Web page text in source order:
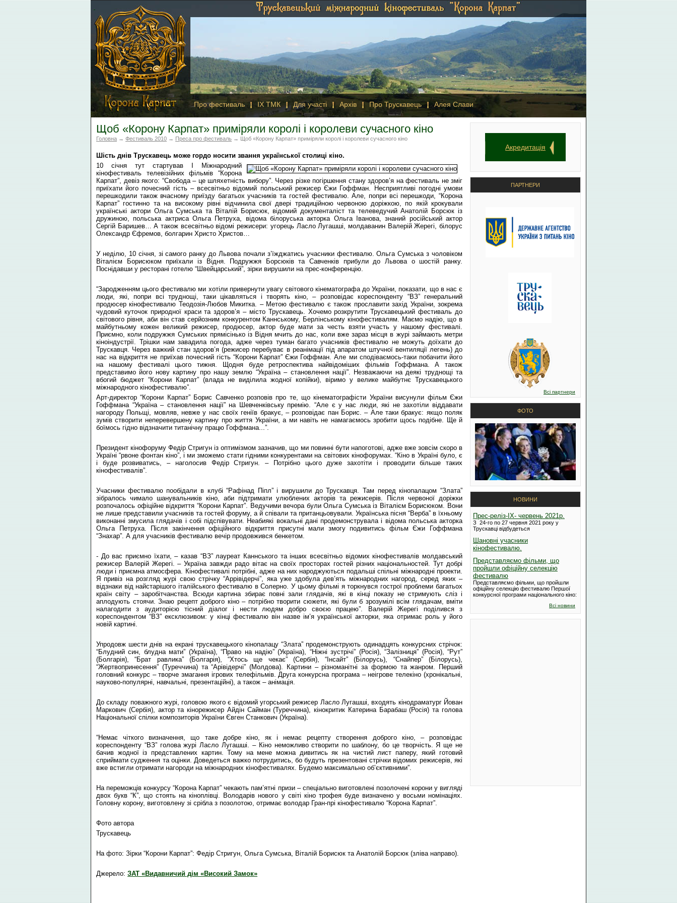
Про фестиваль IX ТМК Для участі Архів Про Трускавець Алея Слави
Акредитація
ПАРТНЕРИ
Всі партнери
ФОТО
НОВИНИ
Прес-реліз-IX- червень 2021р.
З 24-го по 27 червня 2021 року у
Трускавці відбудеться
Шановні учасники
кінофестивалю.
Представляємо фільми, що
пройшли офіційну селекцію
фестивалю
Представляємо фільми, що пройшли
офіційну селекцію фестивалю Першої
конкурсної програми національного кіно:
Всі новини
Щоб «Корону Карпат» приміряли королі і королеви сучасного кіно
Головна → Фестиваль 2010 → Преса про фестиваль → Щоб «Корону Карпат» приміряли королі і королеви сучасного кіно
Шість днів Трускавець може гордо носити звання української столиці кіно.
10 січня тут стартував І Міжнародний
кінофестиваль телевізійних фільмів “Корона
Карпат”, девіз якого: “Свобода – це шляхетність вибору”. Через різке погіршення стану здоров’я на фестиваль не зміг
приїхати його почесний гість – всесвітньо відомий польський режисер Єжи Гоффман. Несприятливі погодні умови
перешкодили також вчасному приїзду багатьох учасників та гостей фестивалю. Але, попри всі перешкоди, “Корона
Карпат” гостинно та на високому рівні відчинила свої двері традиційною червоною доріжкою, по якій крокували
українські актори Ольга Сумська та Віталій Борисюк, відомий документаліст та телеведучий Анатолій Борсюк із
дружиною, польська актриса Ольга Петруха, відома білоруська акторка Ольга Іванова, знаний російський актор
Сергій Баришев… А також всесвітньо відомі режисери: угорець Ласло Лугашші, молдаванин Валерій Жерегі, білорус
Олександр Єфремов, болгарин Христо Христов…
У неділю, 10 січня, зі самого ранку до Львова почали з’їжджатись учасники фестивалю. Ольга Сумська з чоловіком
Віталієм Борисюком приїхали із Відня. Подружжя Борсюків та Савченків прибули до Львова о шостій ранку.
Поснідавши у ресторані готелю “Швейцарський”, зірки вирушили на прес-конференцію.
“Зародженням цього фестивалю ми хотіли привернути увагу світового кінематографа до України, показати, що в нас є
люди, які, попри всі труднощі, таки цікавляться і творять кіно, – розповідає кореспонденту “ВЗ” генеральний
продюсер кінофестивалю Теодозія-Любов Микитка. – Метою фестивалю є також прославити захід України, зокрема
чудовий куточок природної краси та здоров’я – місто Трускавець. Хочемо розкрутити Трускавецький фестиваль до
світового рівня, аби він став серйозним конкурентом Каннському, Берлінському кінофестивалям. Маємо надію, що в
майбутньому кожен великий режисер, продюсер, актор буде мати за честь взяти участь у нашому фестивалі.
Приємно, коли подружжя Сумських прямісінько із Відня мчить до нас, коли вже зараз місця в журі займають метри
кіноіндустрії. Трішки нам завадила погода, адже через туман багато учасників фестивалю не можуть доїхати до
Трускавця. Через важкий стан здоров’я (режисер перебуває в реанімації під апаратом штучної вентиляції легень) до
нас на відкриття не приїхав почесний гість “Корони Карпат” Єжи Гоффман. Але ми сподіваємось-таки побачити його
на нашому фестивалі цього тижня. Щодня буде ретроспектива найвідоміших фільмів Гоффмана. А також
представимо його нову картину про нашу землю “Україна – становлення нації”. Незважаючи на деякі труднощі та
вбогий бюджет “Корони Карпат” (влада не виділила жодної копійки), віримо у велике майбутнє Трускавецького
міжнародного кінофестивалю”.
Арт-директор “Корони Карпат” Борис Савченко розповів про те, що кінематографісти України висунули фільм Єжи
Гоффмана “Україна – становлення нації” на Шевченківську премію. “Але є у нас люди, які не захотіли віддавати
нагороду Польщі, мовляв, невже у нас своїх геніїв бракує, – розповідає пан Борис. – Але таки бракує: якщо поляк
зумів створити неперевершену картину про життя України, а ми навіть не намагаємось зробити щось подібне. Ще й
боїмось гідно відзначити титанічну працю Гоффмана...”.
Президент кінофоруму Федір Стригун із оптимізмом зазначив, що ми повинні бути напоготові, адже вже зовсім скоро в
Україні “рвоне фонтан кіно”, і ми зможемо стати гідними конкурентами на світових кінофорумах. “Кіно в Україні було, є
і буде розвиватись, – наголосив Федір Стригун. – Потрібно цього дуже захотіти і проводити більше таких
кінофестивалів”.
Учасники фестивалю пообідали в клубі “Рафінад Піпл” і вирушили до Трускавця. Там перед кінопалацом “Злата”
зібралось чимало шанувальників кіно, аби підтримати улюблених акторів та режисерів. Після червоної доріжки
розпочалось офіційне відкриття “Корони Карпат”. Ведучими вечора були Ольга Сумська із Віталієм Борисюком. Вони
не лише представили учасників та гостей форуму, а й співали та пританцьовували. Українська пісня “Верба” в їхньому
виконанні змусила глядачів і собі підспівувати. Неабиякі вокальні дані продемонструвала і відома польська акторка
Ольга Петруха. Після закінчення офіційного відкриття присутні мали змогу подивитись фільм Єжи Гоффмана
“Знахар”. А для учасників фестивалю вечір продовжився бенкетом.
- До вас приємно їхати, – казав “ВЗ” лауреат Каннського та інших всесвітньо відомих кінофестивалів молдавський
режисер Валерій Жерегі. – Україна завжди радо вітає на своїх просторах гостей різних національностей. Тут добрі
люди і приємна атмосфера. Кінофестивалі потрібні, адже на них народжуються подальші спільні міжнародні проекти.
Я привіз на розгляд журі свою стрічку “Аррівідерчі”, яка уже здобула дев’ять міжнародних нагород, серед яких –
відзнаки від найстарішого італійського фестивалю в Солерно. У цьому фільмі я торкнувся гострої проблеми багатьох
країн світу – заробітчанства. Всюди картина збирає повні зали глядачів, які в кінці показу не стримують сліз і
аплодують стоячи. Знаю рецепт доброго кіно – потрібно творити сюжети, які були б зрозумілі всім глядачам, вміти
налагодити з аудиторією тісний діалог і нести людям добро своєю працею”. Валерій Жерегі поділився з
кореспондентом “ВЗ” ексклюзивом: у кінці фестивалю він назве ім’я української акторки, яка отримає роль у його
новій картині.
Упродовж шести днів на екрані трускавецького кінопалацу “Злата” продемонструють одинадцять конкурсних стрічок:
“Блудний син, блудна мати” (Україна), “Право на надію” (Україна), “Ніжні зустрічі” (Росія), “Залізниця” (Росія), “Рут”
(Болгарія), “Брат равлика” (Болгарія), “Хтось ще чекає” (Сербія), “Інсайт” (Білорусь), “Снайпер” (Білорусь),
“Жертвопринесення” (Туреччина) та “Арівідерчі” (Молдова). Картини – різноманітні за формою та жанром. Перший
головний конкурс – творче змагання ігрових телефільмів. Друга конкурсна програма – неігрове телекіно (хронікальні,
науково-популярні, навчальні, презентаційні), а також – анімація.
До складу поважного журі, головою якого є відомий угорський режисер Ласло Лугашші, входять кінодраматург Йован
Маркович (Сербія), актор та кінорежисер Айдін Сайман (Туреччина), кінокритик Катерина Барабаш (Росія) та голова
Національної спілки композиторів України Євген Станкович (Україна).
“Немає чіткого визначення, що таке добре кіно, як і немає рецепту створення доброго кіно, – розповідає
кореспонденту “ВЗ” голова журі Ласло Лугашші. – Кіно неможливо створити по шаблону, бо це творчість. Я ще не
бачив жодної із представлених картин. Тому на мене можна дивитись як на чистий лист паперу, який готовий
сприймати судження та оцінки. Доведеться важко потрудитись, бо будуть презентовані стрічки відомих режисерів, які
вже встигли отримати нагороди на міжнародних кінофестивалях. Будемо максимально об’єктивними”.
На переможців конкурсу “Корона Карпат” чекають пам’ятні призи – спеціально виготовлені позолочені корони у вигляді
двох букв “К”, що стоять на кіноплівці. Володарів нового у світі кіно трофея буде визначено у восьми номінаціях.
Головну корону, виготовлену зі срібла з позолотою, отримає володар Гран-прі кінофестивалю “Корона Карпат”.
Фото автора
Трускавець
На фото: Зірки “Корони Карпат”: Федір Стригун, Ольга Сумська, Віталій Борисюк та Анатолій Борсюк (зліва направо).
Джерело: ЗАТ «Видавничий дім «Високий Замок»